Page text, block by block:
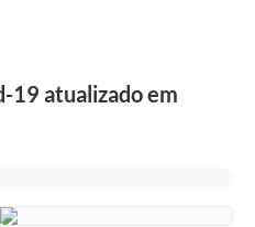
19 atualizado em